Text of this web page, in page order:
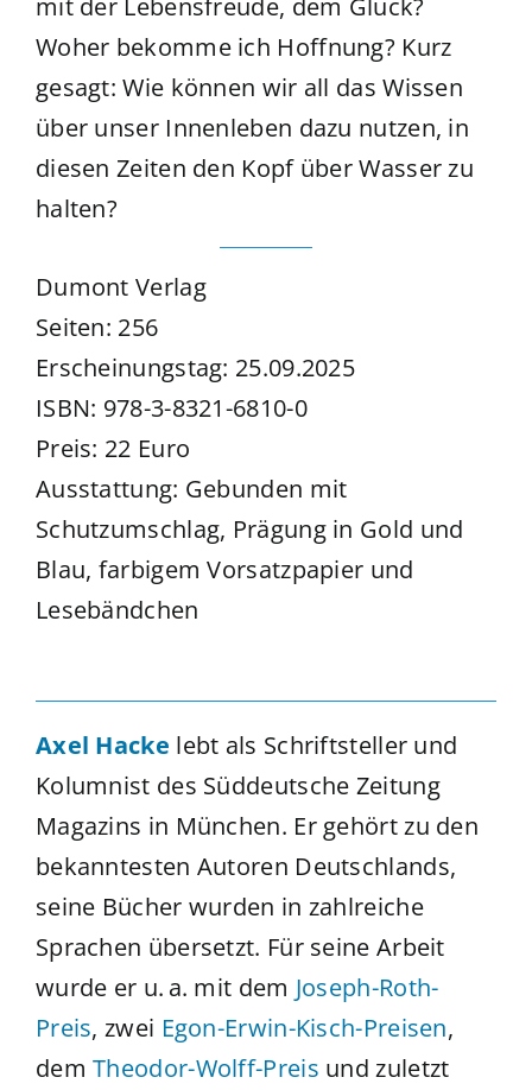
mit der Lebensfreude, dem Glück?
Woher bekomme ich Hoffnung? Kurz
gesagt: Wie können wir all das Wissen
über unser Innenleben dazu nutzen, in
diesen Zeiten den Kopf über Wasser zu
halten?
Dumont Verlag
Seiten: 256
Erscheinungstag: 25.09.2025
ISBN: 978-3-8321-6810-0
Preis: 22 Euro
Ausstattung: Gebunden mit
Schutzumschlag, Prägung in Gold und
Blau, farbigem Vorsatzpapier und
Lesebändchen
Axel Hacke lebt als Schriftsteller und
Kolumnist des Süddeutsche Zeitung
Magazins in München. Er gehört zu den
bekanntesten Autoren Deutschlands,
seine Bücher wurden in zahlreiche
Sprachen übersetzt. Für seine Arbeit
wurde er u. a. mit dem Joseph-Roth-
Preis, zwei Egon-Erwin-Kisch-Preisen,
demTheodor-Wolff-Preis und zuletzt